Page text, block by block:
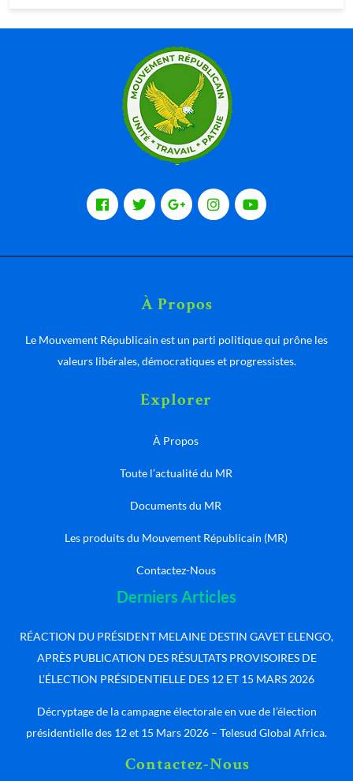
À Propos
Le Mouvement Républicain est un parti politique qui prône les
valeurs libérales, démocratiques et progressistes.
Explorer
À Propos
Toute l’actualité du MR
Documents du MR
Les produits du Mouvement Républicain (MR)
Contactez-Nous
Derniers Articles
RÉACTION DU PRÉSIDENT MELAINE DESTIN GAVET ELENGO,
APRÈS PUBLICATION DES RÉSULTATS PROVISOIRES DE
L’ÉLECTION PRÉSIDENTIELLE DES 12 ET 15 MARS 2026
Décryptage de la campagne électorale en vue de l’élection
présidentielle des 12 et 15 Mars 2026 – Telesud Global Africa.
Contactez-Nous